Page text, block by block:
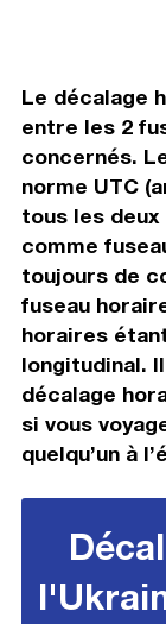
Le décalage
entre les 2
concernés.
norme UTC
tous les
comme
toujours de
fuseau
horaires
longitudinal.
décalage
si vous
quelqu’un à